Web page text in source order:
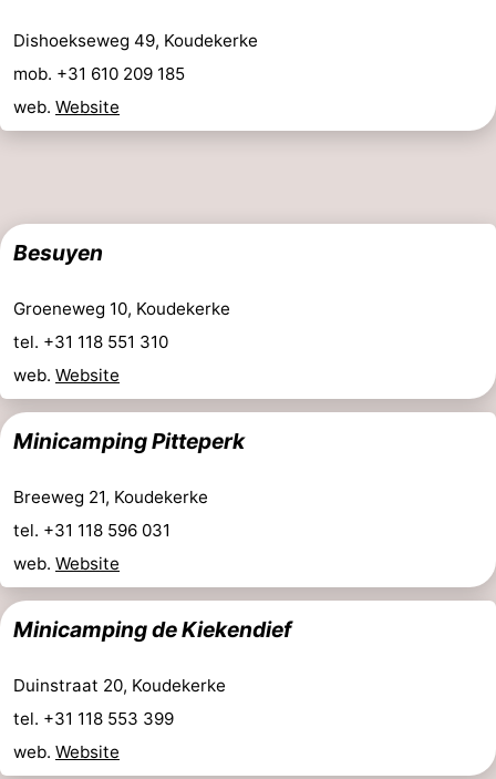
Dishoekseweg 49, Koudekerke
mob. +31 610 209 185
web. Website
Besuyen
Groeneweg 10, Koudekerke
tel. +31 118 551 310
web. Website
Minicamping Pitteperk
Breeweg 21, Koudekerke
tel. +31 118 596 031
web. Website
Minicamping de Kiekendief
Duinstraat 20, Koudekerke
tel. +31 118 553 399
web. Website